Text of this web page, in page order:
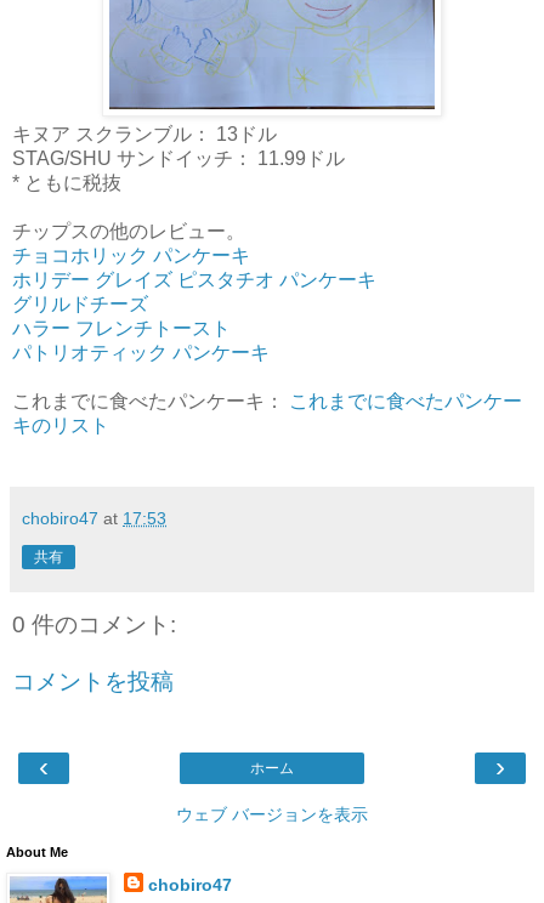
キヌア スクランブル： 13ドル
STAG/SHU サンドイッチ： 11.99ドル
* ともに税抜
チップスの他のレビュー。
チョコホリック パンケーキ
ホリデー グレイズ ピスタチオ パンケーキ
グリルドチーズ
ハラー フレンチトースト
パトリオティック パンケーキ
これまでに食べたパンケーキ：
これまでに食べたパンケー
キのリスト
chobiro47 at 17:53
共有
0 件のコメント:
コメントを投稿
‹ ›
ホーム
ウェブ バージョンを表示
About Me
chobiro47